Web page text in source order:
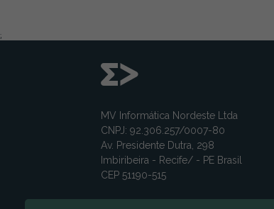
;
MV Informática Nordeste Ltda
CNPJ: 92.306.257/0007-80
Av. Presidente Dutra, 298
Imbiribeira - Recife/ - PE Brasil
CEP 51190-515